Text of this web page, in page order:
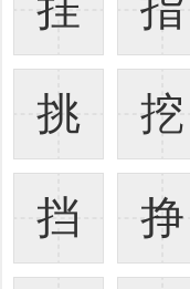
挑 挖
挡 挣